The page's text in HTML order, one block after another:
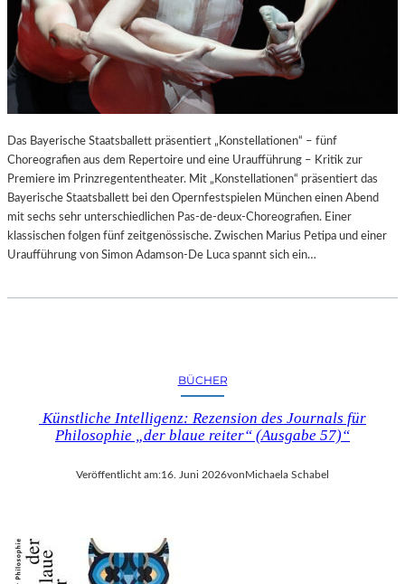
Das Bayerische Staatsballett präsentiert „Konstellationen“ – fünf
Choreografien aus dem Repertoire und eine Uraufführung – Kritik zur
Premiere im Prinzregententheater. Mit „Konstellationen“ präsentiert das
Bayerische Staatsballett bei den Opernfestspielen München einen Abend
mit sechs sehr unterschiedlichen Pas-de-deux-Choreografien. Einer
klassischen folgen fünf zeitgenössische. Zwischen Marius Petipa und einer
Uraufführung von Simon Adamson-De Luca spannt sich ein…
BÜCHER
Künstliche Intelligenz: Rezension des Journals für
Philosophie „der blaue reiter“ (Ausgabe 57)“
Veröffentlicht am:16. Juni 2026von Michaela Schabel